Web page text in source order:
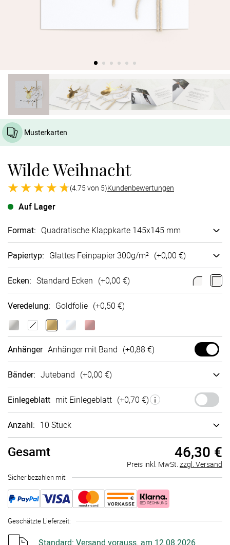
Musterkarten
Wilde Weihnacht
(4.75 von 5)Kundenbewertungen
Auf Lager
Format: Quadra­tische Klappkarte 145x145 mm
Papiertyp: Glattes Fein­papier 300g/m² (+0,00 €)
Ecken: Standard Ecken (+0,00 €)
Veredelung: Goldfolie (+0,50 €)
Anhänger Anhänger mit Band (+0,88 €)
Bänder: Juteband (+0,00 €)
Einlegeblatt mit Einlegeblatt (+0,70 €)
Anzahl: 10 Stück
Gesamt 46,30 €
Preis inkl. MwSt. zzgl. Versand
Sicher bezahlen mit:
Geschätzte Lieferzeit:
Standard: Versand vorauss. am 12.08.2026